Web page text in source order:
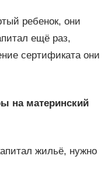
ребенок, они
ещё раз,
сертификата они
на материнский
жильё, нужно